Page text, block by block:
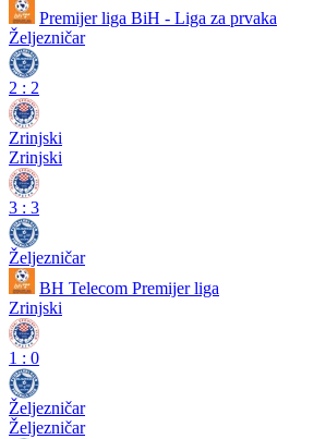
Premijer liga BiH - Liga za prvaka
Željezničar
2 : 2
Zrinjski
Zrinjski
3 : 3
Željezničar
BH Telecom Premijer liga
Zrinjski
1 : 0
Željezničar
Željezničar